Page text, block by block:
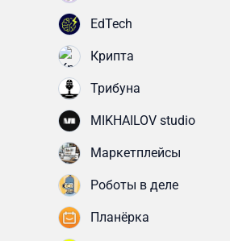
EdTech
Крипта
Трибуна
MIKHAILOV studio
Маркетплейсы
Роботы в деле
Планёрка